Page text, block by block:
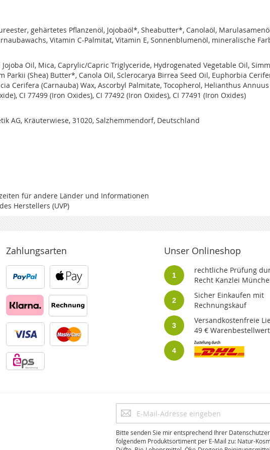
gehärtetes Pflanzenöl, Jojobaöl*, Sheabutter*, Canolaöl,
Vitamin C-Palmitat, Vitamin E, Sonnenblumenöl, mineralische
Oil, Mica, Caprylic/Capric Triglyceride, Hydrogenated Vegetable Oil,
Parkii (Shea) Butter*, Canola Oil, Sclerocarya Birrea Seed Oil, Euphorbia
Cerifera (Carnauba) Wax, Ascorbyl Palmitate, Tocopherol, Helianthus Annuus
CI 77499 (Iron Oxides), CI 77492 (Iron Oxides), CI 77491 (Iron Oxides)
AG, Kräuterwiese, 31020, Salzhemmendorf, Deutschland
für andere Länder und Informationen
Herstellers (UVP)
Zahlungsarten Unser Onlineshop
1
rechtliche Prüfung
Recht Kanzlei
2
Sicher Einkaufen mit
Rechnungskauf
3
Versandkostenfreie
49 € Warenbestellwert
4
Anmeldung
zum
Newsletter:
Bitte senden Sie mir entsprechend Ihrer
folgendem Produktsortiment per E-Mail zu: Natur-